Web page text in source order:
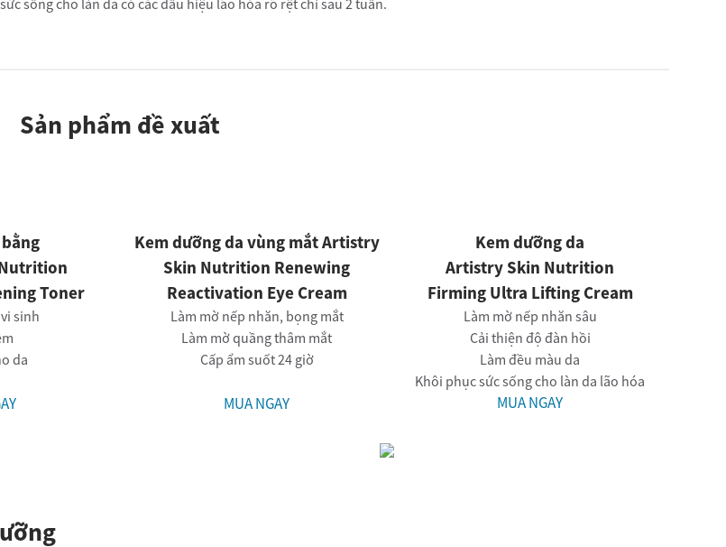
sống cho làn da có các dấu hiệu lão hóa rõ rệt chỉ sau 2 tuần.
Sản phẩm đề xuất
Toner
sinh
da
Kem dưỡng da vùng mắt Artistry
Skin Nutrition Renewing
Reactivation Eye Cream
Làm mờ nếp nhăn, bọng mắt
Làm mờ quầng thâm mắt
Cấp ẩm suốt 24 giờ
MUA NGAY
Kem dưỡng da
Artistry Skin Nutrition
Firming Ultra Lifting Cream
Làm mờ nếp nhăn sâu
Cải thiện độ đàn hồi
Làm đều màu da
Khôi phục sức sống cho làn da lão hóa
MUA NGAY